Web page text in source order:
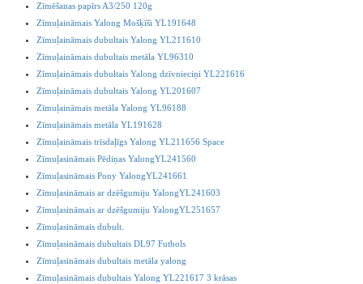
Zīmēšanas papīrs A3/250 120g
Zīmuļaināmais Yalong Mošķīši YL191648
Zīmuļaināmais dubultais Yalong YL211610
Zīmuļaināmais dubultais metāla YL96310
Zīmuļaināmais dubultais Yalong dzīvnieciņi YL221616
Zīmuļaināmais dubultais Yalong YL201607
Zīmuļaināmais metāla Yalong YL96188
Zīmuļaināmais metāla YL191628
Zīmuļaināmais trīsdaļīgs Yalong YL211656 Space
Zīmuļasināmais Pēdiņas YalongYL241560
Zīmuļasināmais Pony YalongYL241661
Zīmuļasināmais ar dzēšgumiju YalongYL241603
Zīmuļasināmais ar dzēšgumiju YalongYL251657
Zīmuļasināmais dubult.
Zīmuļasināmais dubultais DL97 Futbols
Zīmuļasināmais dubultais metāla yalong
Zīmuļasināmais dubultais Yalong YL221617 3 krāsas